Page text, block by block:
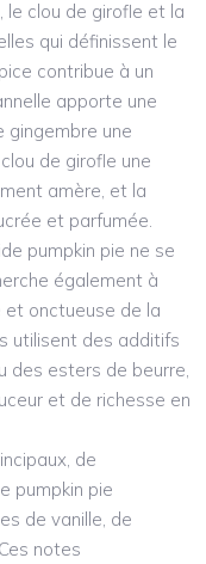
le clou de girofle et la
qui définissent le
contribue à un
apporte une
gingembre une
de girofle une
amère, et la
et parfumée.
pumpkin pie ne se
également à
et onctueuse de la
utilisent des additifs
des esters de beurre,
et de richesse en
de
pumpkin pie
de vanille, de
notes